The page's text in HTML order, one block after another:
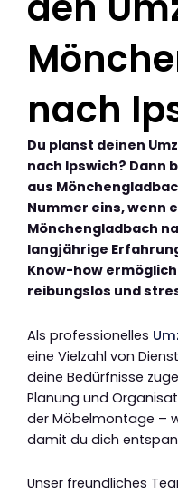
nach
Du planst deinen
nach Ipswich? Dann
aus
Nummer eins, wenn
Mönchengladbach
langjährige
Know-how
reibungslos und
Als professionelles
eine Vielzahl von
deine Bedürfnisse
Planung und
der Möbelmontage –
damit du dich
Unser freundliches